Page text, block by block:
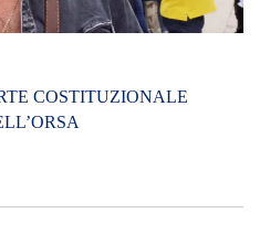
COSTITUZIONALE